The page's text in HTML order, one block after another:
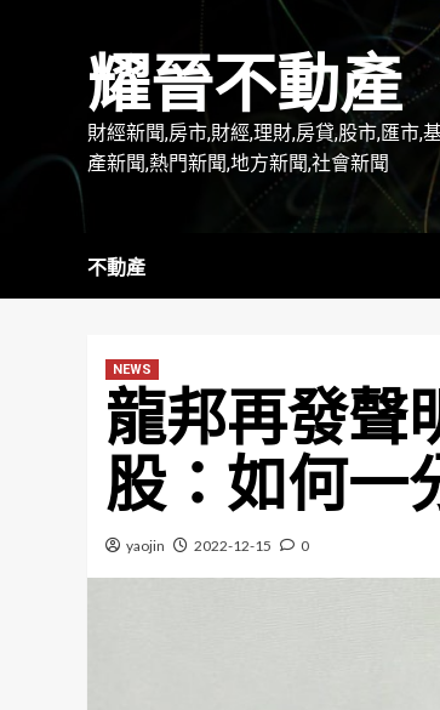
耀晉不動產
財經新聞,房市,財經,理財,房貸,股市,匯市,
產新聞,熱門新聞,地方新聞,社會新聞
不動產
NEWS
龍邦再發聲
股：如何一
yaojin 2022-12-15 0